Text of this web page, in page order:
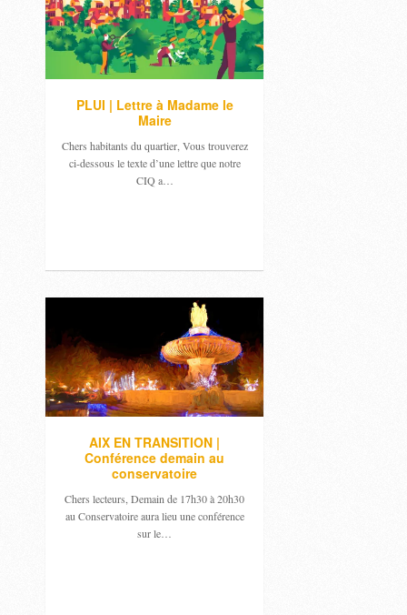
PLUI | Lettre à Madame le
Maire
Chers habitants du quartier, Vous trouverez
ci-dessous le texte d’une lettre que notre
CIQ a…
AIX EN TRANSITION |
Conférence demain au
conservatoire
Chers lecteurs, Demain de 17h30 à 20h30
au Conservatoire aura lieu une conférence
sur le…